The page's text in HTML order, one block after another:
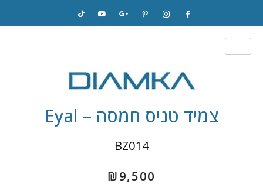
Skip
to
צמיד טניס חמסה – Eyal
BZ014
₪9,500